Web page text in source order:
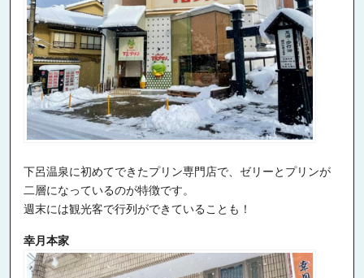
下呂温泉に初めてできたプリン専門店で、ゼリーとプリンが
二層になっているのが特徴です。
週末には観光客で行列ができていることも！
幸月本家